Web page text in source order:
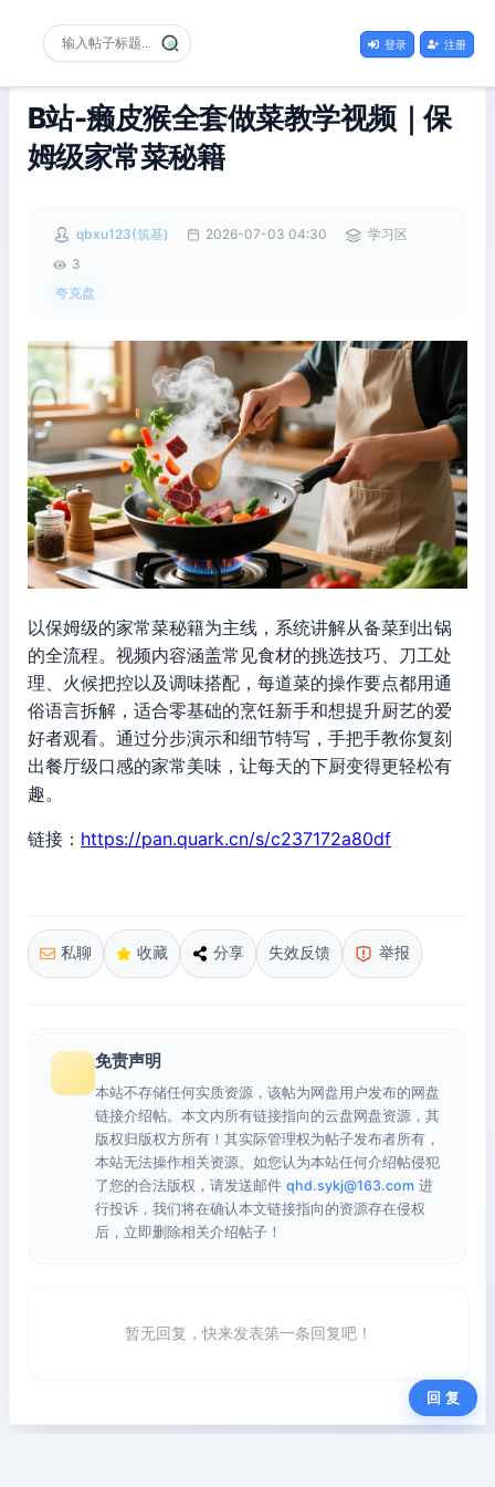
登录 注册
B站-癞皮猴全套做菜教学视频｜保
姆级家常菜秘籍
qbxu123(筑基) 2026-07-03 04:30
学习区
3
夸克盘
以保姆级的家常菜秘籍为主线，系统讲解从备菜到出锅
的全流程。视频内容涵盖常见食材的挑选技巧、刀工处
理、火候把控以及调味搭配，每道菜的操作要点都用通
俗语言拆解，适合零基础的烹饪新手和想提升厨艺的爱
好者观看。通过分步演示和细节特写，手把手教你复刻
出餐厅级口感的家常美味，让每天的下厨变得更轻松有
趣。
链接： https://pan.quark.cn/s/c237172a80df
私聊 收藏 分享 失效反馈 举报
免责声明
本站不存储任何实质资源，该帖为网盘用户发布的网盘
链接介绍帖。本文内所有链接指向的云盘网盘资源，其
版权归版权方所有！其实际管理权为帖子发布者所有，
本站无法操作相关资源。如您认为本站任何介绍帖侵犯
了您的合法版权，请发送邮件 qhd.sykj@163.com 进
行投诉，我们将在确认本文链接指向的资源存在侵权
后，立即删除相关介绍帖子！
暂无回复，快来发表第一条回复吧！
回 复